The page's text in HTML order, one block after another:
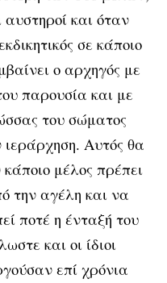
αυστηροί και όταν
σε κάποιο
ο αρχηγός με
παρουσία και με
του σώματος
Αυτός θα
μέλος πρέπει
την αγέλη και να
ποτέ η ένταξή του
και οι ίδιοι
επί χρόνια